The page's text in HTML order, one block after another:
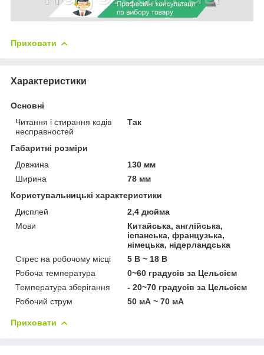
Приховати
Характеристики
Основні
Читання і стирання кодів
несправностей
Так
Габаритні розміри
Довжина
130 мм
Ширина
78 мм
Користувальницькі характеристики
Дисплей
2,4 дюйма
Мови
Китайська, англійська,
іспанська, французька,
німецька, нідерландська
Стрес на робочому місці
5 В ~ 18 В
Робоча температура
0~60 градусів за Цельсієм
Температура зберігання
- 20~70 градусів за Цельсієм
Робочий струм
50 мА ~ 70 мА
Приховати